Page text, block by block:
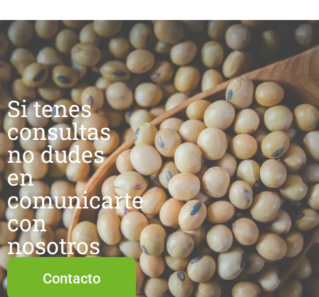
Si tenes
consultas
no dudes
en
comunicarte
con
nosotros
Contacto